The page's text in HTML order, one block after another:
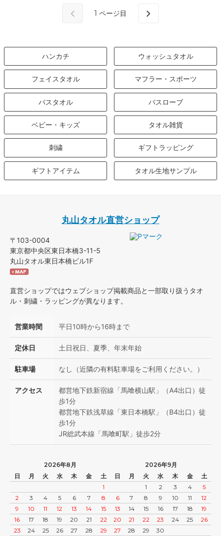
1 ページ目
ハンカチ ウォッシュタオル
フェイスタオル マフラー・スポーツ
バスタオル バスローブ
ベビー・キッズ タオル雑貨
刺繍 ギフトラッピング
ギフトアイテム タオル生地サンプル
丸山タオル直営ショップ
〒103-0004
東京都中央区東日本橋3-11-5
丸山タオル東日本橋ビル1F
直営ショップではウェブショップ掲載商品と一部取り扱うタオ
ル・刺繍・ラッピングが異なります。
営業時間 平日10時から16時まで
定休日 土日祝日、夏季、年末年始
駐車場 なし（近隣の有料駐車場をご利用ください。）
アクセス
都営地下鉄新宿線「馬喰横山駅」（A4出口）徒
歩1分
都営地下鉄浅草線「東日本橋駅」（B4出口）徒
歩1分
JR総武本線「馬喰町駅」徒歩2分
2026年8月
日
月 火 水 木 金
土
1
2
3 4 5 6 7
8
9
10 11 12 13 14
15
16
17 18 19 20 21
22
23
24 25 26 27 28
29
2026年9月
日
月 火 水 木 金
土
1
2 3 4
5
6
7 8 9 10 11
12
13
14 15 16 17 18
19
20
21 22 23 24 25
26
27
28 29 30